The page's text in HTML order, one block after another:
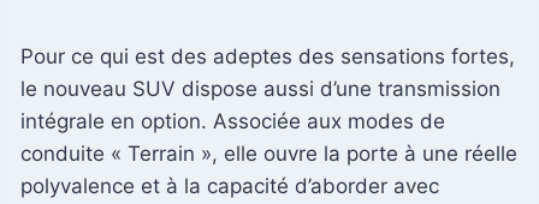
Pour ce qui est des adeptes des sensations fortes,
le nouveau SUV dispose aussi d’une transmission
intégrale en option. Associée aux modes de
conduite « Terrain », elle ouvre la porte à une réelle
polyvalence et à la capacité d’aborder avec